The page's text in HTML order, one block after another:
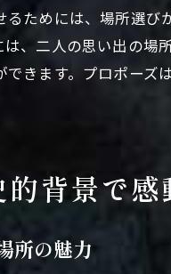
特
プロポ
プ
感
プ
京
ためには、場所選
、二人の思い出の
きます。プロポー
背景で
所の魅力